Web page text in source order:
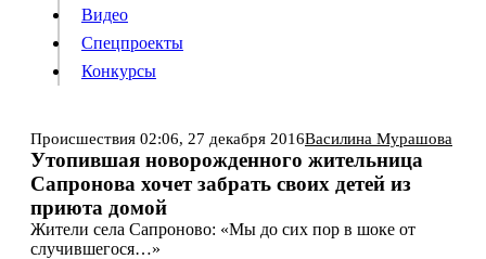
Конкурсы
Информация Подписка Реклама Все новостиАрхив
Видео
Спецпроекты
Конкурсы
Происшествия 02:06, 27 декабря 2016Василина Мурашова
Утопившая новорожденного жительница
Сапронова хочет забрать своих детей из
приюта домой
Жители села Сапроново: «Мы до сих пор в шоке от
случившегося…»